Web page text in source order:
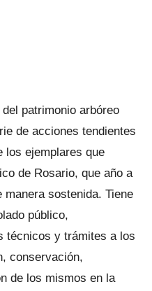
patrimonio arbóreo
de acciones tendientes
los ejemplares que
de Rosario, que año a
sostenida. Tiene
público,
técnicos y trámites a los
conservación,
de los mismos en la